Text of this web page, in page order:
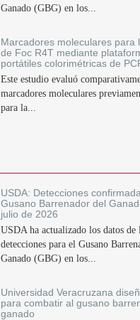
Ganado (GBG) en los...
Marcadores moleculares para
de Foc R4T mediante
portátiles colorimétricas de
Este estudio evaluó
marcadores moleculares
para la...
USDA: Detecciones
Gusano Barrenador del
julio de 2026
USDA ha actualizado los datos de
detecciones para el Gusano
Ganado (GBG) en los...
Universidad Veracruzana
para combatir al gusano
ganado